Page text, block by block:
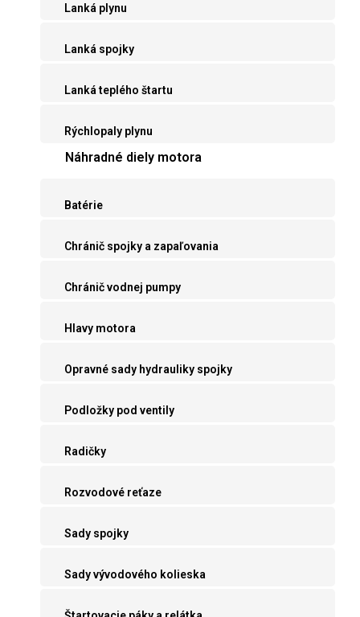
Lanká plynu
Lanká spojky
Lanká teplého štartu
Rýchlopaly plynu
Náhradné diely motora
Batérie
Chránič spojky a zapaľovania
Chránič vodnej pumpy
Hlavy motora
Opravné sady hydrauliky spojky
Podložky pod ventily
Radičky
Rozvodové reťaze
Sady spojky
Sady vývodového kolieska